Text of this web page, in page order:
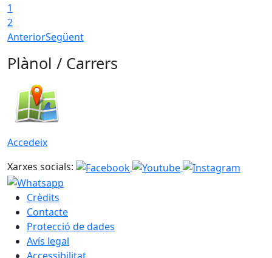
1
2
AnteriorSegüent
Plànol / Carrers
Accedeix
Xarxes socials:
Crèdits
Contacte
Protecció de dades
Avís legal